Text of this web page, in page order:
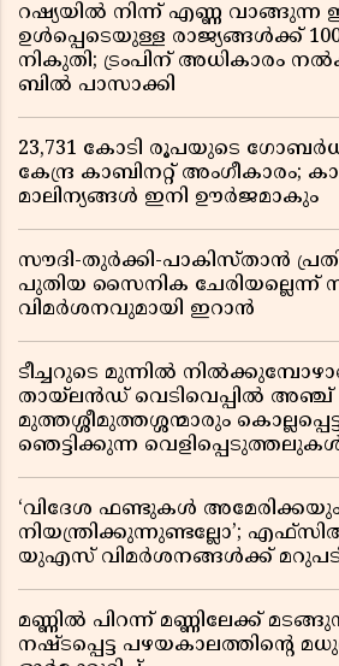
റഷ്യയിൽ നിന്ന് എണ്ണ വാങ്ങുന്ന
ഉൾപ്പെടെയുള്ള രാജ്യങ്ങൾക്ക്
നികുതി; ട്രംപിന് അധികാരം
ബിൽ പാസാക്കി
23,731 കോടി രൂപയുടെ
കേന്ദ്ര കാബിനറ്റ് അംഗീകാരം;
മാലിന്യങ്ങൾ ഇനി ഊർജമാകും
സൗദി-തുർക്കി-പാകിസ്താൻ
പുതിയ സൈനിക ചേരിയല്ലെന്ന്
വിമർശനവുമായി ഇറാൻ
ടീച്ചറുടെ മുന്നിൽ
തായ്‌ലൻഡ് വെടിവെപ്പിൽ
മുത്തശ്ശീമുത്തശ്ശന്മാരും
ഞെട്ടിക്കുന്ന
‘വിദേശ ഫണ്ടുകൾ
നിയന്ത്രിക്കുന്നുണ്ടല്ലോ’;
യുഎസ് വിമർശനങ്ങൾക്ക്
മണ്ണിൽ പിറന്ന് മണ്ണിലേക്ക്
നഷ്ടപ്പെട്ട പഴയകാലത്തിൻ്റെ